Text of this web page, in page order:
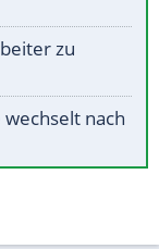
zu
nach